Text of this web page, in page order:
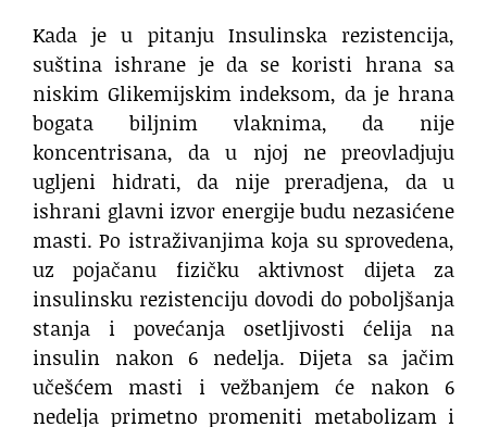
Kada je u pitanju Insulinska rezistencija,
suština ishrane je da se koristi hrana sa
niskim Glikemijskim indeksom, da je hrana
bogata biljnim vlaknima, da nije
koncentrisana, da u njoj ne preovladjuju
ugljeni hidrati, da nije preradjena, da u
ishrani glavni izvor energije budu nezasićene
masti. Po istraživanjima koja su sprovedena,
uz pojačanu fizičku aktivnost dijeta za
insulinsku rezistenciju dovodi do poboljšanja
stanja i povećanja osetljivosti ćelija na
insulin nakon 6 nedelja. Dijeta sa jačim
učešćem masti i vežbanjem će nakon 6
nedelja primetno promeniti metabolizam i